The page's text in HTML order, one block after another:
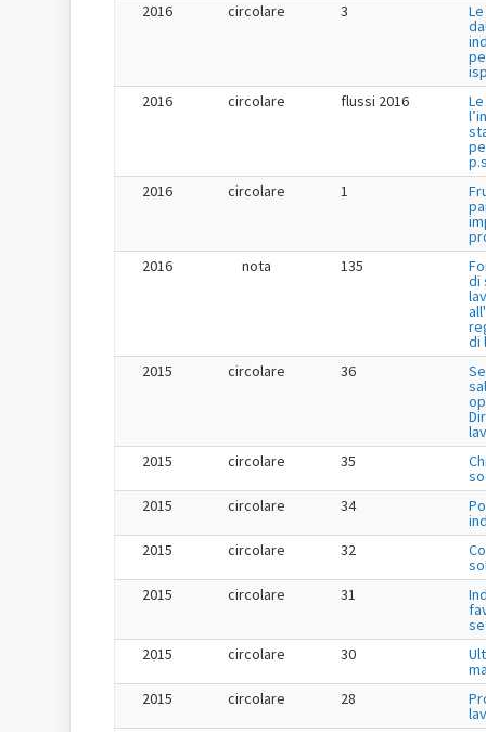
2016
circolare 3
2016
circolare flussi 2016
2016
circolare 1
2016
nota 135
di
di
2015
circolare 36
2015
circolare 35
2015
circolare 34
2015
circolare 32
2015
circolare 31
2015
circolare 30
2015
circolare 28